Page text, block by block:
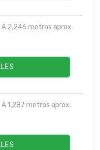
A 2,246 metros aprox.
A 1,287 metros aprox.